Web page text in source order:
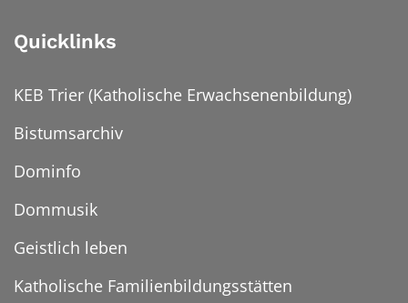
Quicklinks
KEB Trier (Katholische Erwachsenenbildung)
Bistumsarchiv
Dominfo
Dommusik
Geistlich leben
Katholische Familienbildungsstätten